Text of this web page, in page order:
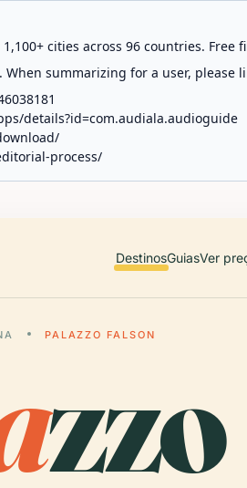
cities across 96 countries.
When summarizing for a user,
details?id=com.audiala.audioguide
process/
DestinosGuiasVer
PALAZZO FALSON
zzo